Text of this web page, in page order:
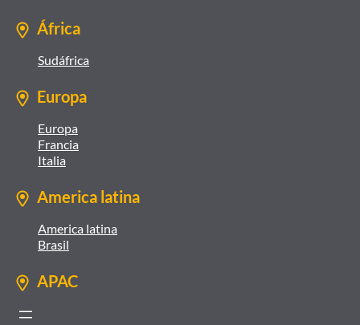
África
Sudáfrica
Europa
Europa
Francia
Italia
America latina
America latina
Brasil
APAC